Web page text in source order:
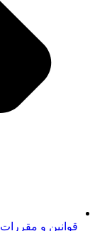
قوانین و مقررات